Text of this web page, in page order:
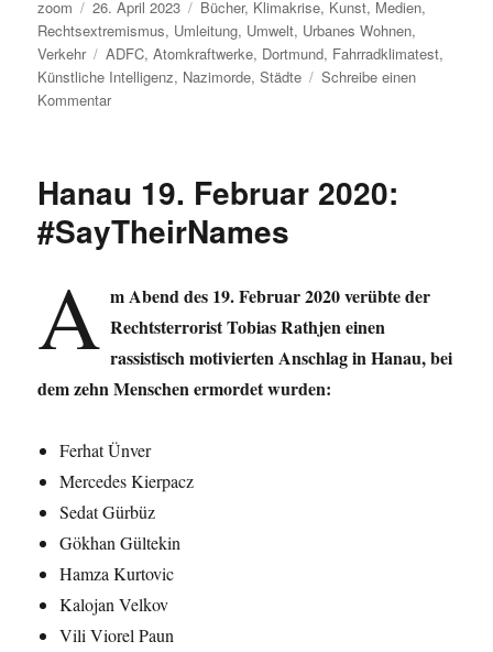
Autor
zoom
Veröffentlicht
am
26. April 2023 Kategorien
Bücher, Klimakrise, Kunst, Medien,
Rechtsextremismus, Umleitung, Umwelt, Urbanes Wohnen,
Verkehr
Schlagwörter
ADFC,Atomkraftwerke, Dortmund, Fahrradklimatest,
Künstliche Intelligenz, Nazimorde,Städte
Schreibe einen
Kommentarzu
Intelligenz,
gegen
Habeck,
Zukunft
Gasnetze,
Umstieg,
Schrottreaktoren
und
Radfahren
Dortmund
Hanau 19. Februar 2020:
#SayTheirNames
A m Abend des 19. Februar 2020 verübte der
Rechtsterrorist Tobias Rathjen einen
rassistisch motivierten Anschlag in Hanau, bei
dem zehn Menschen ermordet wurden:
Ferhat Ünver
Mercedes Kierpacz
Sedat Gürbüz
Gökhan Gültekin
Hamza Kurtovic
Kalojan Velkov
Vili Viorel Paun